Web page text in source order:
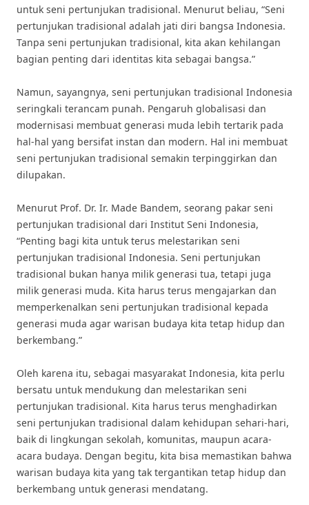
untuk seni pertunjukan tradisional. Menurut beliau, “Seni
pertunjukan tradisional adalah jati diri bangsa Indonesia.
Tanpa seni pertunjukan tradisional, kita akan kehilangan
bagian penting dari identitas kita sebagai bangsa.”
Namun, sayangnya, seni pertunjukan tradisional Indonesia
seringkali terancam punah. Pengaruh globalisasi dan
modernisasi membuat generasi muda lebih tertarik pada
hal-hal yang bersifat instan dan modern. Hal ini membuat
seni pertunjukan tradisional semakin terpinggirkan dan
dilupakan.
Menurut Prof. Dr. Ir. Made Bandem, seorang pakar seni
pertunjukan tradisional dari Institut Seni Indonesia,
“Penting bagi kita untuk terus melestarikan seni
pertunjukan tradisional Indonesia. Seni pertunjukan
tradisional bukan hanya milik generasi tua, tetapi juga
milik generasi muda. Kita harus terus mengajarkan dan
memperkenalkan seni pertunjukan tradisional kepada
generasi muda agar warisan budaya kita tetap hidup dan
berkembang.”
Oleh karena itu, sebagai masyarakat Indonesia, kita perlu
bersatu untuk mendukung dan melestarikan seni
pertunjukan tradisional. Kita harus terus menghadirkan
seni pertunjukan tradisional dalam kehidupan sehari-hari,
baik di lingkungan sekolah, komunitas, maupun acara-
acara budaya. Dengan begitu, kita bisa memastikan bahwa
warisan budaya kita yang tak tergantikan tetap hidup dan
berkembang untuk generasi mendatang.